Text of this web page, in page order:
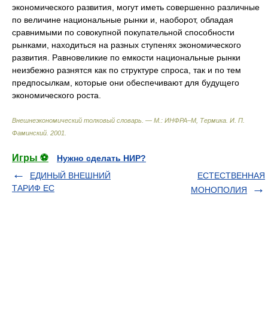
экономического развития, могут иметь совершенно различные
по величине национальные рынки и, наоборот, обладая
сравнимыми по совокупной покупательной способности
рынками, находиться на разных ступенях экономического
развития. Равновеликие по емкости национальные рынки
неизбежно разнятся как по структуре спроса, так и по тем
предпосылкам, которые они обеспечивают для будущего
экономического роста.
Внешнеэкономический толковый словарь. — М.: ИНФРА–М, Термика И. П.
Фаминский 2001
Игры ⚽
Нужно сделать НИР?
ЕДИНЫЙ ВНЕШНИЙ
ТАРИФ ЕС
ЕСТЕСТВЕННАЯ
МОНОПОЛИЯ